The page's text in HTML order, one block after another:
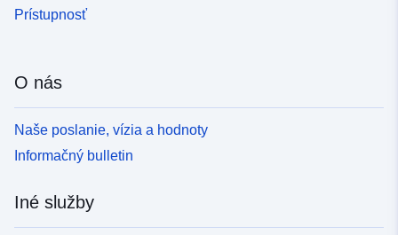
Prístupnosť
O nás
Naše poslanie, vízia a hodnoty
Informačný bulletin
Iné služby